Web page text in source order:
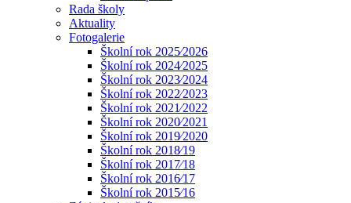
Rada školy
Aktuality
Fotogalerie
Školní rok 2025⁄2026
Školní rok 2024⁄2025
Školní rok 2023⁄2024
Školní rok 2022⁄2023
Školní rok 2021⁄2022
Školní rok 2020⁄2021
Školní rok 2019⁄2020
Školní rok 2018⁄19
Školní rok 2017⁄18
Školní rok 2016⁄17
Školní rok 2015⁄16